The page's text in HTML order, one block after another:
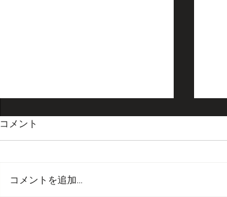
コメント
コメントを追加…